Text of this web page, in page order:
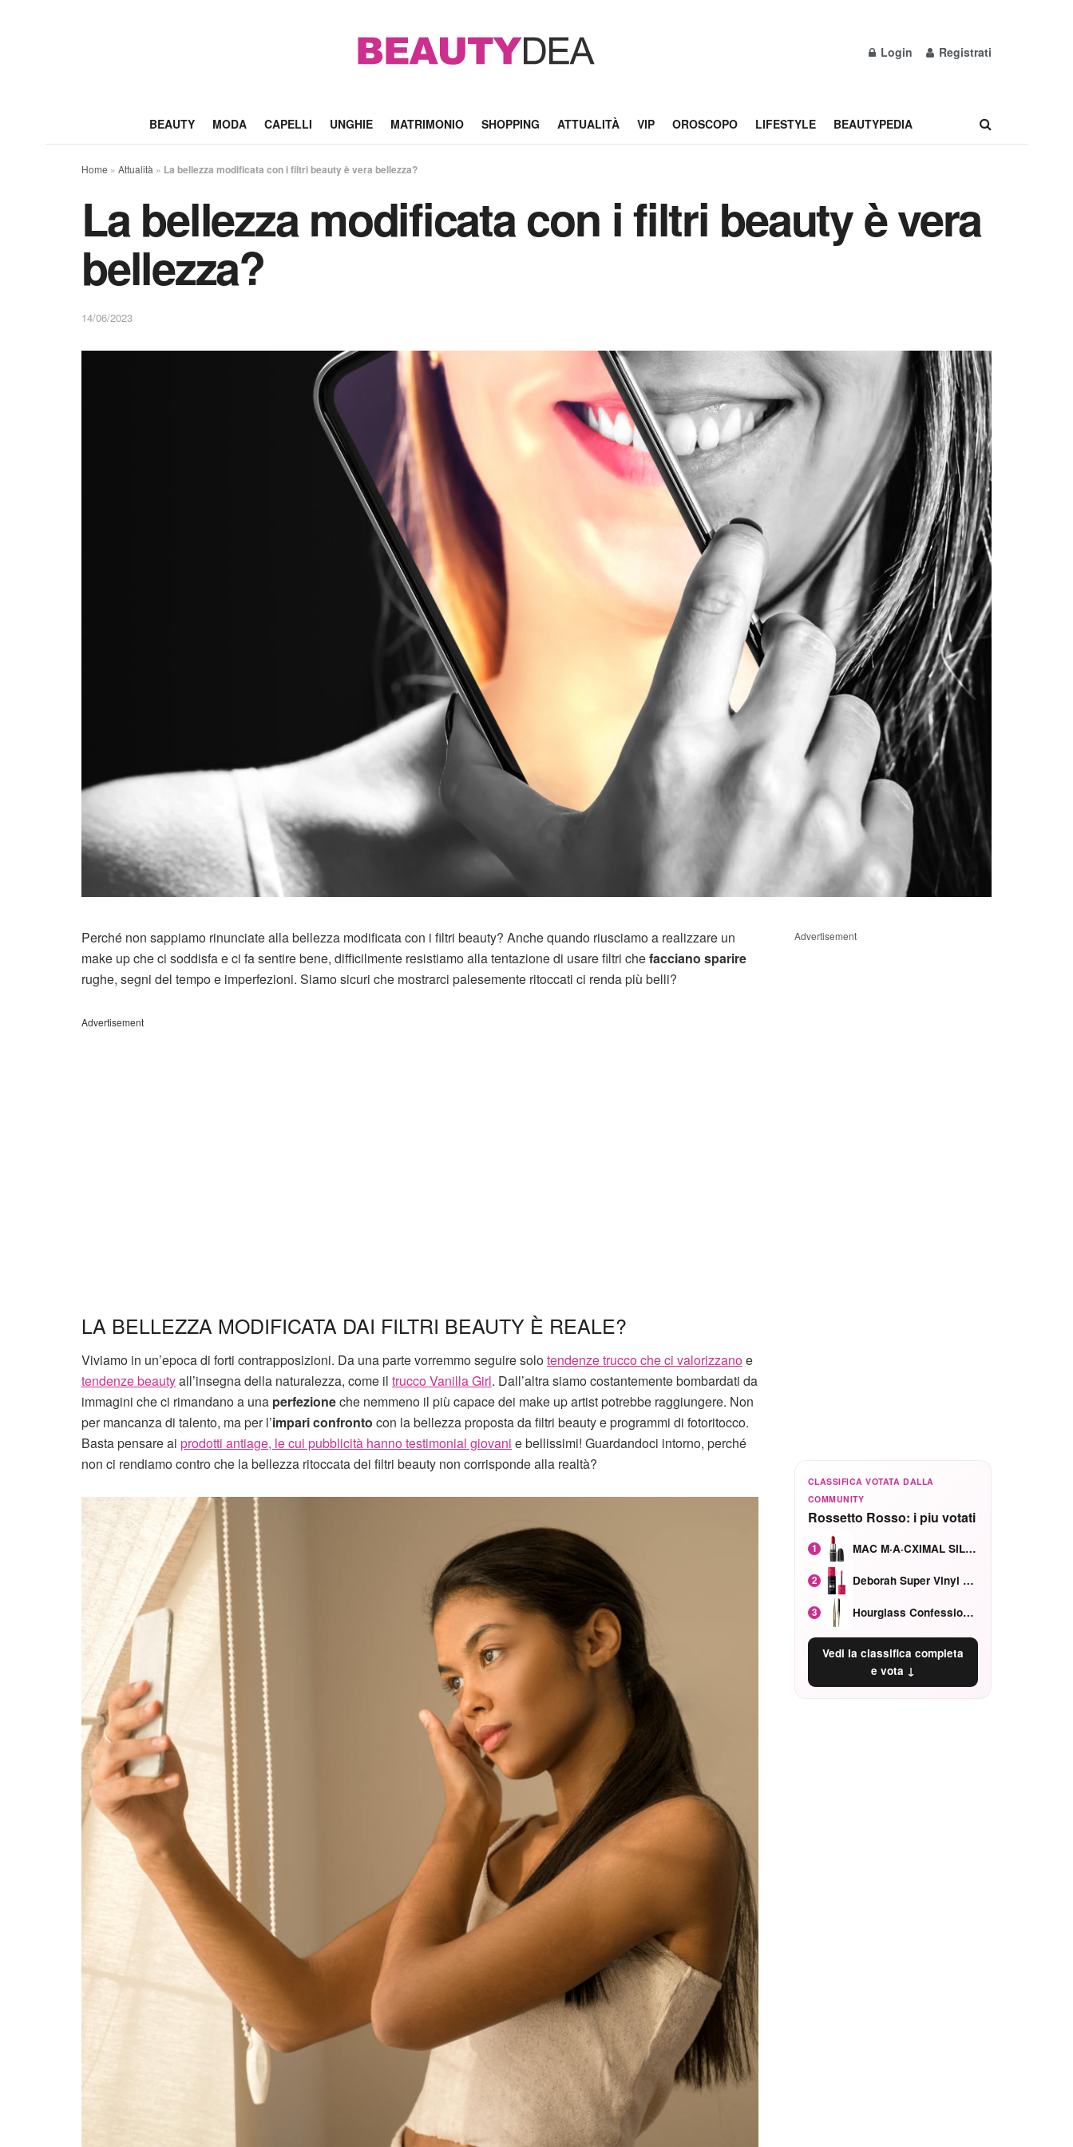
Login Registrati
BEAUTY MODA CAPELLI UNGHIE MATRIMONIO SHOPPING ATTUALITÀ VIP OROSCOPO LIFESTYLE BEAUTYPEDIA
Home » Attualità » La bellezza modificata con i filtri beauty è vera bellezza?
La bellezza modificata con i filtri beauty è vera
bellezza?
14/06/2023
Perché non sappiamo rinunciate alla bellezza modificata con i filtri beauty? Anche quando riusciamo a realizzare un
make up che ci soddisfa e ci fa sentire bene, difficilmente resistiamo alla tentazione di usare filtri chefacciano sparire
rughe, segni del tempo e imperfezioni. Siamo sicuri che mostrarci palesemente ritoccati ci renda più belli?
Advertisement
LA BELLEZZA MODIFICATA DAI FILTRI BEAUTY È REALE?
Viviamo in un’epoca di forti contrapposizioni. Da una parte vorremmo seguire solotendenze trucco che ci valorizzanoe
tendenze beautyall’insegna della naturalezza, come il trucco Vanilla Girl. Dall’altra siamo costantemente bombardati da
immagini che ci rimandano a una perfezioneche nemmeno il più capace dei make up artist potrebbe raggiungere. Non
per mancanza di talento, ma per l’impari confronto con la bellezza proposta da filtri beauty e programmi di fotoritocco.
Basta pensare ai prodotti antiage, le cui pubblicità hanno testimonial giovani e bellissimi! Guardandoci intorno, perché
non ci rendiamo contro che la bellezza ritoccata dei filtri beauty non corrisponde alla realtà?
Advertisement
CLASSIFICA VOTATA DALLA
COMMUNITY
Rossetto Rosso: i piu votati
1 MAC M·A·CXIMAL SILKY MATTE Red Rock mat
2 Deborah Super Vinyl Shake Rosa Ciliegia
3 Hourglass Confession Ricaricabile Ultra Preciso Ad Alta Intensità Secretly Classic Red
Vedi la classifica completa
e vota ↓